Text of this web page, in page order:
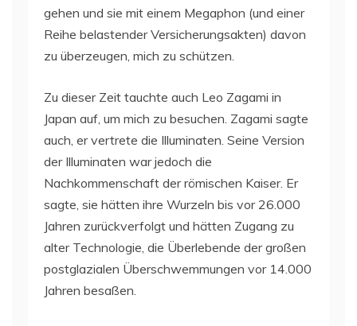
gehen und sie mit einem Megaphon (und einer
Reihe belastender Versicherungsakten) davon
zu überzeugen, mich zu schützen.
Zu dieser Zeit tauchte auch Leo Zagami in
Japan auf, um mich zu besuchen. Zagami sagte
auch, er vertrete die Illuminaten. Seine Version
der Illuminaten war jedoch die
Nachkommenschaft der römischen Kaiser. Er
sagte, sie hätten ihre Wurzeln bis vor 26.000
Jahren zurückverfolgt und hätten Zugang zu
alter Technologie, die Überlebende der großen
postglazialen Überschwemmungen vor 14.000
Jahren besaßen.